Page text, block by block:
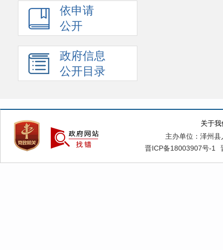
依申请
公开
政府信息
公开目录
关于我
主办单位：泽州
晋ICP备18003907号-1